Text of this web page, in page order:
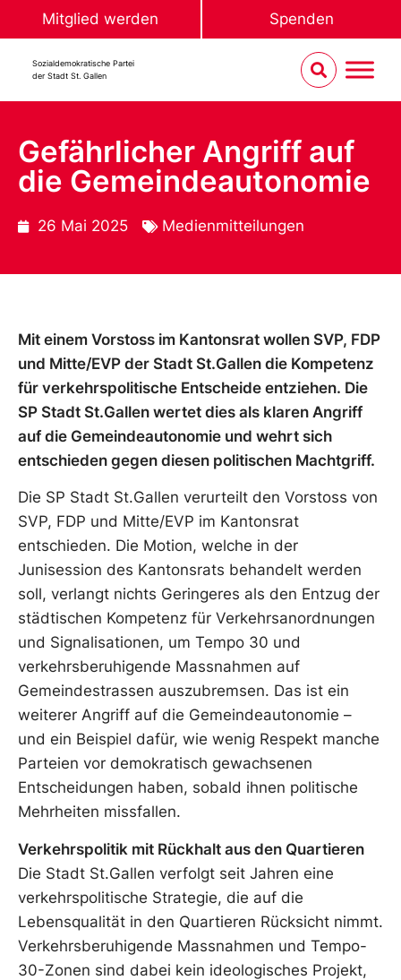
Mitglied werden Spenden
Sozialdemokratische Partei
der Stadt St. Gallen
Gefährlicher Angriff auf
die Gemeindeautonomie
26 Mai 2025 Medienmitteilungen
Mit einem Vorstoss im Kantonsrat wollen SVP, FDP
und Mitte/EVP der Stadt St.Gallen die Kompetenz
für verkehrspolitische Entscheide entziehen. Die
SP Stadt St.Gallen wertet dies als klaren Angriff
auf die Gemeindeautonomie und wehrt sich
entschieden gegen diesen politischen Machtgriff.
Die SP Stadt St.Gallen verurteilt den Vorstoss von
SVP, FDP und Mitte/EVP im Kantonsrat
entschieden. Die Motion, welche in der
Junisession des Kantonsrats behandelt werden
soll, verlangt nichts Geringeres als den Entzug der
städtischen Kompetenz für Verkehrsanordnungen
und Signalisationen, um Tempo 30 und
verkehrsberuhigende Massnahmen auf
Gemeindestrassen auszubremsen. Das ist ein
weiterer Angriff auf die Gemeindeautonomie –
und ein Beispiel dafür, wie wenig Respekt manche
Parteien vor demokratisch gewachsenen
Entscheidungen haben, sobald ihnen politische
Mehrheiten missfallen.
Verkehrspolitik mit Rückhalt aus den Quartieren
Die Stadt St.Gallen verfolgt seit Jahren eine
verkehrspolitische Strategie, die auf die
Lebensqualität in den Quartieren Rücksicht nimmt.
Verkehrsberuhigende Massnahmen und Tempo-
30-Zonen sind dabei kein ideologisches Projekt,